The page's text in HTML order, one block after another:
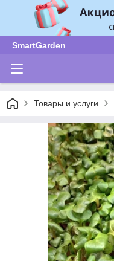
SmartGarden
Товары и услуги